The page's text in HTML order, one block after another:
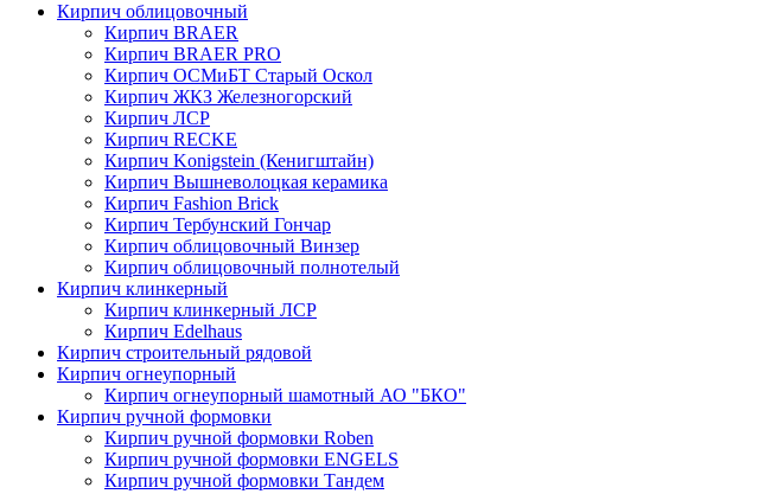
Кирпич облицовочный
Кирпич BRAER
Кирпич BRAER PRO
Кирпич ОСМиБТ Старый Оскол
Кирпич ЖКЗ Железногорский
Кирпич ЛСР
Кирпич RECKE
Кирпич Konigstein (Кенигштайн)
Кирпич Вышневолоцкая керамика
Кирпич Fashion Brick
Кирпич Тербунский Гончар
Кирпич облицовочный Винзер
Кирпич облицовочный полнотелый
Кирпич клинкерный
Кирпич клинкерный ЛСР
Кирпич Edelhaus
Кирпич строительный рядовой
Кирпич огнеупорный
Кирпич огнеупорный шамотный АО "БКО"
Кирпич ручной формовки
Кирпич ручной формовки Roben
Кирпич ручной формовки ENGELS
Кирпич ручной формовки Тандем